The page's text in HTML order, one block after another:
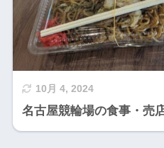
10月 4, 2024
名古屋競輪場の食事・売